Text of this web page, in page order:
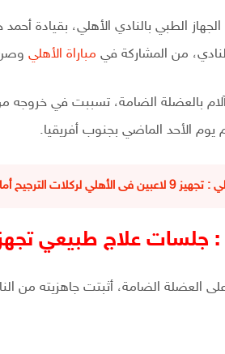
الطبي بالنادي الأهلي، بقيادة
من المشاركة في مباراة الأهلي وصن
بالعضلة الضامة، تسببت في خروجه
يوم الأحد الماضي بجنوب أفريقيا.
لركلات الترجيح أمام صن داونز
: جلسات علاج طبيعي
العضلة الضامة، أثبتت جاهزيته من